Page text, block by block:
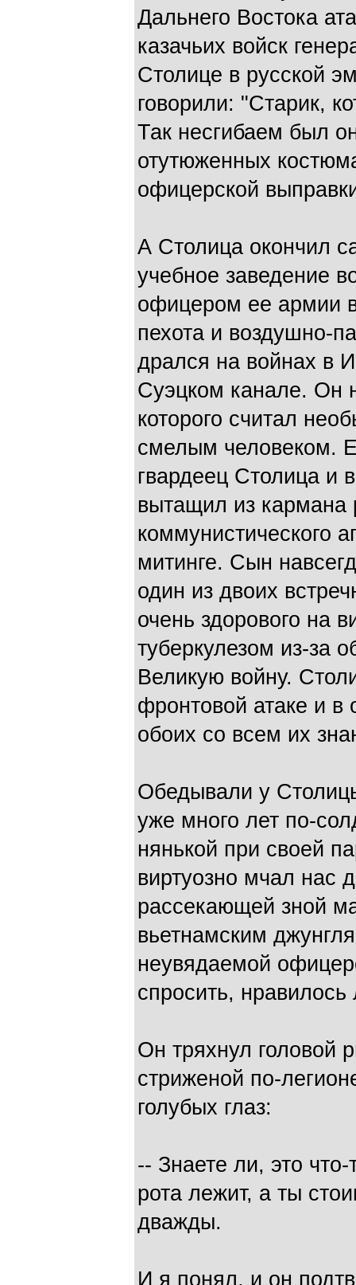
Дальнего Востока
казачьих войск
Столице в русской
говорили: "Старик,
Так несгибаем был
отутюженных
офицерской
А Столица окончил
учебное заведение
офицером ее армии
пехота и воздушно-
дрался на войнах в
Суэцком канале. Он
которого считал
смелым человеком.
гвардеец Столица и
вытащил из кармана
коммунистического
митинге. Сын
один из двоих
очень здорового на
туберкулезом из-за
Великую войну.
фронтовой атаке и в
обоих со всем их
Обедывали у
уже много лет по-
нянькой при своей
виртуозно мчал нас
рассекающей зной
вьетнамским
неувядаемой
спросить,
Он тряхнул головой
стриженой по-
голубых глаз:
-- Знаете ли, это
рота лежит, а ты
дважды.
И я понял, и он